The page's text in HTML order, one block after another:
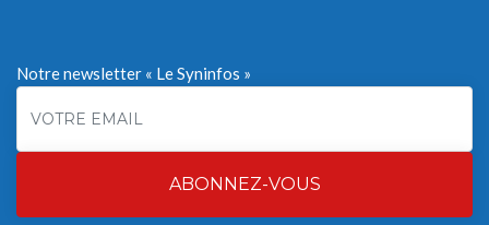
Notre newsletter « Le Syninfos »
ABONNEZ-VOUS